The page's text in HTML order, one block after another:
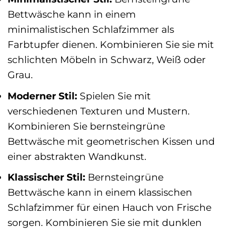
Bettwäsche kann in einem
minimalistischen Schlafzimmer als
Farbtupfer dienen. Kombinieren Sie sie mit
schlichten Möbeln in Schwarz, Weiß oder
Grau.
Moderner Stil: Spielen Sie mit
verschiedenen Texturen und Mustern.
Kombinieren Sie bernsteingrüne
Bettwäsche mit geometrischen Kissen und
einer abstrakten Wandkunst.
Klassischer Stil: Bernsteingrüne
Bettwäsche kann in einem klassischen
Schlafzimmer für einen Hauch von Frische
sorgen. Kombinieren Sie sie mit dunklen